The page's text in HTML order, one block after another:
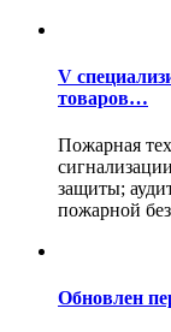
V
товаров…
Пожарная
защиты;
пожарной
Обновлен